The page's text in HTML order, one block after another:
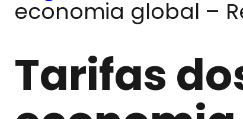
economia global –
Tarifas